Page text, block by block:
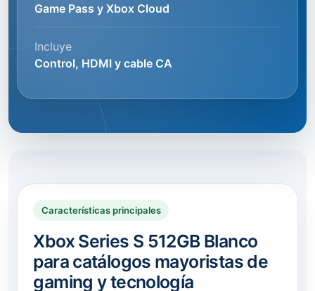
Game Pass y Xbox Cloud
Incluye
Control, HDMI y cable CA
Características principales
Xbox Series S 512GB Blanco
para catálogos mayoristas de
gaming y tecnología